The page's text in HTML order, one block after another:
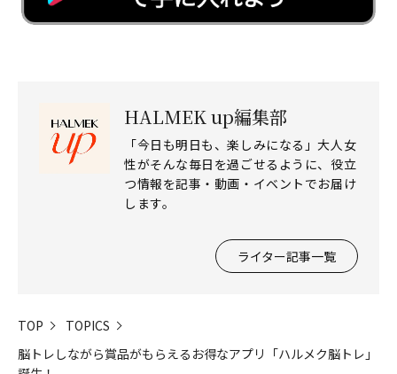
HALMEK up編集部
「今日も明日も、楽しみになる」大人女
性がそんな毎日を過ごせるように、役立
つ情報を記事・動画・イベントでお届け
します。
ライター記事一覧
TOP
TOPICS
脳トレしながら賞品がもらえるお得なアプリ「ハルメク脳トレ」